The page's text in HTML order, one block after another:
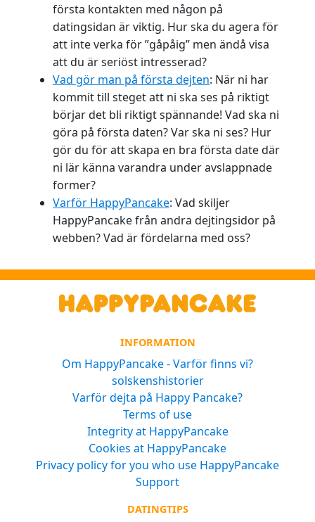
första kontakten med någon på
datingsidan är viktig. Hur ska du agera för
att inte verka för ”gåpåig” men ändå visa
att du är seriöst intresserad?
Vad gör man på första dejten: När ni har
kommit till steget att ni ska ses på riktigt
börjar det bli riktigt spännande! Vad ska ni
göra på första daten? Var ska ni ses? Hur
gör du för att skapa en bra första date där
ni lär känna varandra under avslappnade
former?
Varför HappyPancake: Vad skiljer
HappyPancake från andra dejtingsidor på
webben? Vad är fördelarna med oss?
INFORMATION
Om HappyPancake - Varför finns vi?
solskenshistorier
Varför dejta på Happy Pancake?
Terms of use
Integrity at HappyPancake
Cookies at HappyPancake
Privacy policy for you who use HappyPancake
Support
DATINGTIPS